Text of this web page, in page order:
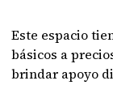
Este espacio
básicos a
brindar apoyo